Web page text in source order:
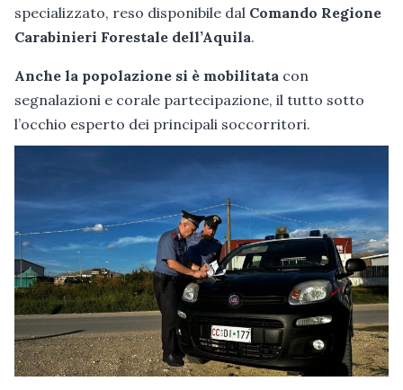
specializzato, reso disponibile dal Comando Regione
Carabinieri Forestale dell’Aquila.
Anche la popolazione si è mobilitata con
segnalazioni e corale partecipazione, il tutto sotto
l’occhio esperto dei principali soccorritori.